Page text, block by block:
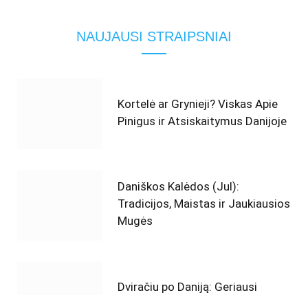
NAUJAUSI STRAIPSNIAI
Kortelė ar Grynieji? Viskas Apie
Pinigus ir Atsiskaitymus Danijoje
Daniškos Kalėdos (Jul):
Tradicijos, Maistas ir Jaukiausios
Mugės
Dviračiu po Daniją: Geriausi